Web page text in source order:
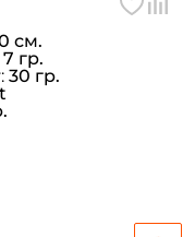
см.
7 гр.
30 гр.